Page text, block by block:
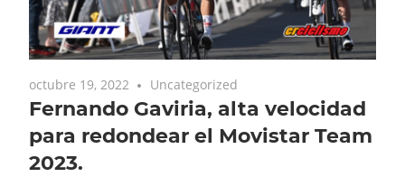
octubre 19, 2022 Uncategorized
Fernando Gaviria, alta velocidad
para redondear el Movistar Team
2023.